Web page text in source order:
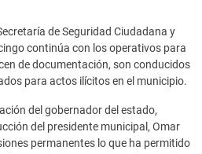
de Seguridad Ciudadana y
continúa con los operativos para
de documentación, son conducidos
para actos ilícitos en el municipio.
del gobernador del estado,
del presidente municipal, Omar
permanentes lo que ha permitido